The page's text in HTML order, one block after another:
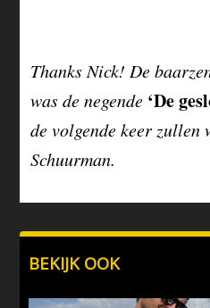
Thanks Nick! De
was de negende ‘De
de volgende keer zullen
Schuurman.
BEKIJK OOK